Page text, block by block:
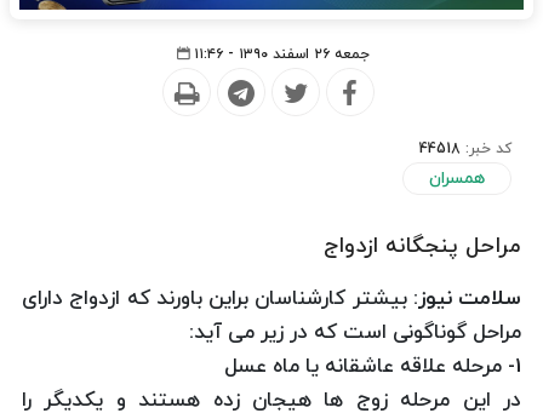
جمعه ۲۶ اسفند ۱۳۹۰ - ۱۱:۴۶
کد خبر: 44518
همسران
مراحل پنجگانه ازدواج
سلامت نیوز: بیشتر كارشناسان براین باورند كه ازدواج دارای
مراحل گوناگونی است كه در زیر می آید:
1- مرحله علاقه عاشقانه یا ماه عسل
در این مرحله زوج ها هیجان زده هستند و یكدیگر را